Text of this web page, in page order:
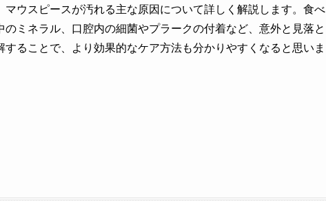
ウスピースが汚れる主な原因について詳しく解説します。食べ
ミネラル、口腔内の細菌やプラークの付着など、意外と見落と
ることで、より効果的なケア方法も分かりやすくなると思いま